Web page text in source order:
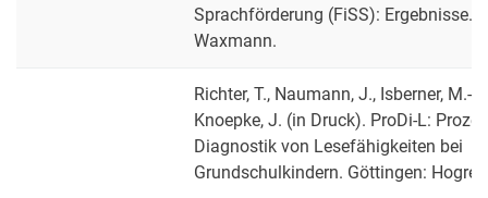
Sprachförderung (FiSS): Ergebnisse.
Waxmann.
Richter, T., Naumann, J., Isberner, M.-
Knoepke, J. (in Druck). ProDi-L:
Diagnostik von Lesefähigkeiten bei
Grundschulkindern. Göttingen: